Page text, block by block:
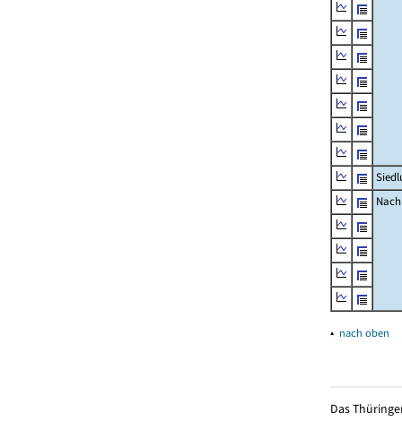
▴ nach oben
Das